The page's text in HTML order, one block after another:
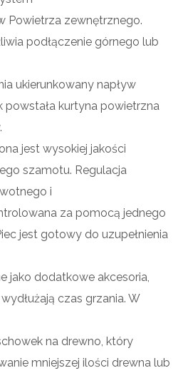
Powietrza zewnętrznego.
podłączenie górnego lub
ukierunkowany napływ
kurtyna powietrzna
jest wysokiej jakości
szamotu. Regulacja
i
za pomocą jednego
jest gotowy do uzupełnienia
jako dodatkowe akcesoria,
czas grzania. W
na drewno, który
mniejszej ilości drewna lub